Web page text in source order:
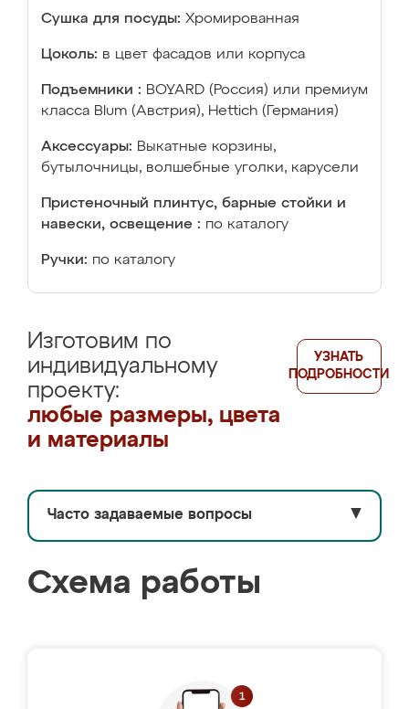
Сушка для посуды: Хромированная
Цоколь: в цвет фасадов или корпуса
Подъемники : BOYARD (Россия) или премиум
класса Blum (Австрия), Hettich (Германия)
Аксессуары: Выкатные корзины,
бутылочницы, волшебные уголки, карусели
Пристеночный плинтус, барные стойки и
навески, освещение : по каталогу
Ручки: по каталогу
Изготовим по
индивидуальному
проекту:
любые размеры, цвета
и материалы
УЗНАТЬ
ПОДРОБНОСТИ
Часто задаваемые вопросы ▼
Схема работы